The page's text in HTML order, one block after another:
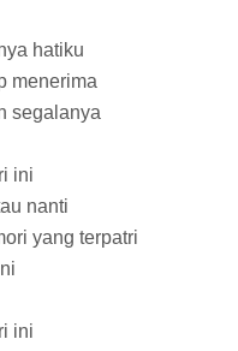
hatiku
menerima
segalanya
ini
nanti
yang terpatri
ini